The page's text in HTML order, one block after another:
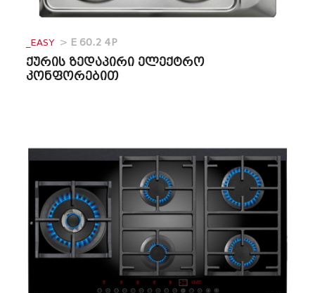
_EASY > E 60.2 4P
ქურის ზედაპირი ელექტრო
კონფორებით